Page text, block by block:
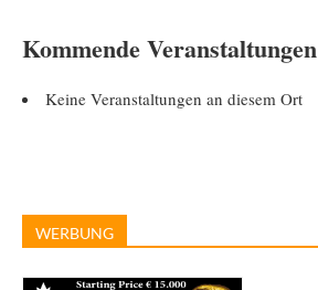
Kommende Veranstaltungen
Keine Veranstaltungen an diesem Ort
WERBUNG